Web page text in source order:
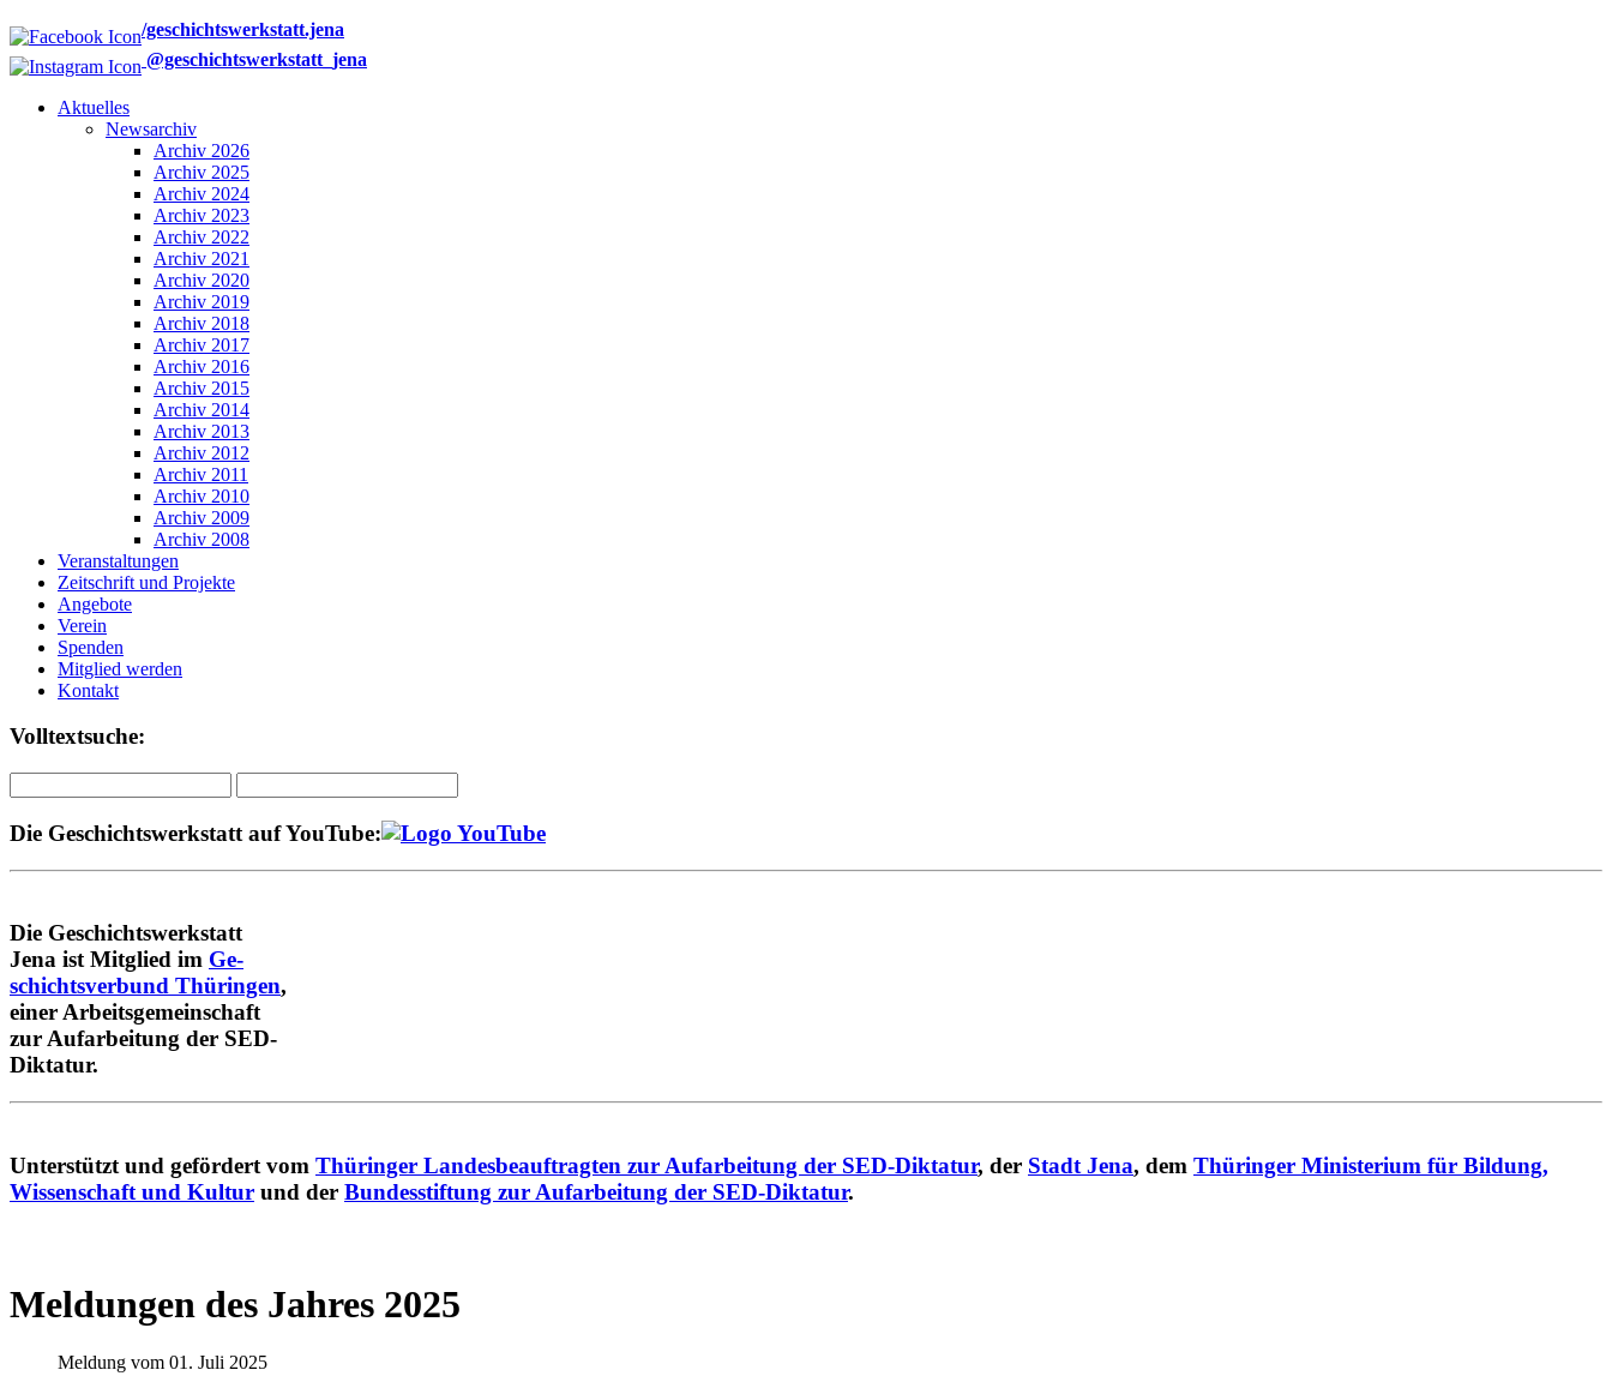
/geschichtswerkstatt.jena
@geschichtswerkstatt_jena
Aktuelles
Newsarchiv
Archiv 2026
Archiv 2025
Archiv 2024
Archiv 2023
Archiv 2022
Archiv 2021
Archiv 2020
Archiv 2019
Archiv 2018
Archiv 2017
Archiv 2016
Archiv 2015
Archiv 2014
Archiv 2013
Archiv 2012
Archiv 2011
Archiv 2010
Archiv 2009
Archiv 2008
Veranstaltungen
Zeitschrift und Projekte
Angebote
Verein
Spenden
Mitglied werden
Kontakt
Volltextsuche:
Die Geschichtswerkstatt auf YouTube:
Die Geschichtswerkstatt
Jena ist Mitglied im Ge-
schichtsverbund Thüringen,
einer Arbeitsgemeinschaft
zur Aufarbeitung der SED-
Diktatur.
Unterstützt und gefördert vom Thüringer Landesbeauftragten zur Aufarbeitung der SED-Diktatur, der Stadt Jena, dem Thüringer Ministerium für Bildung,
Wissenschaft und Kultur und der Bundesstiftung zur Aufarbeitung der SED-Diktatur.
Meldungen des Jahres 2025
Meldung vom 01. Juli 2025